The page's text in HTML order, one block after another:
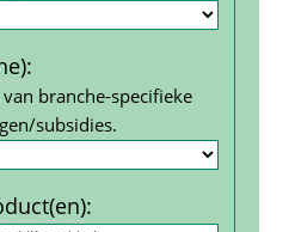
:
branche-specifieke
subsidies.
: